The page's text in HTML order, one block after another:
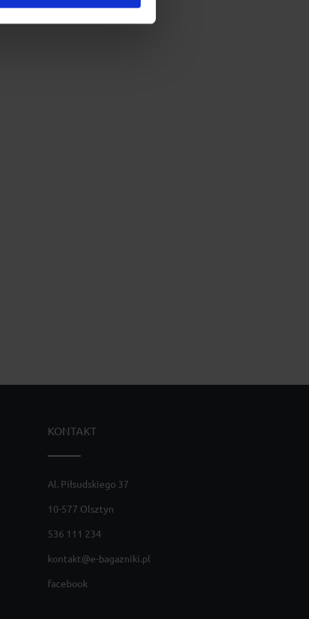
KONTAKT
Al. Piłsudskiego 37
10-577 Olsztyn
536 111 234
kontakt@e-bagazniki.pl
facebook